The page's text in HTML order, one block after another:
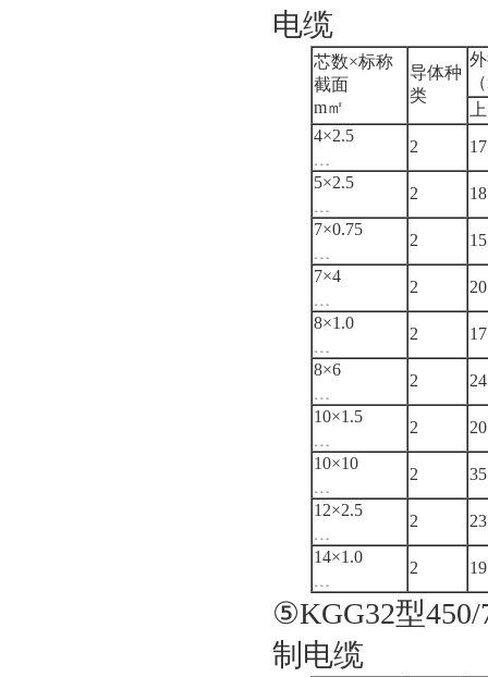
电缆
芯数×标称
截面
m㎡
导体种
类
4×2.5
2
5×2.5
2
7×0.75
2
7×4
2
8×1.0
2
8×6
2
10×1.5
2
10×10
2
12×2.5
2
14×1.0
2
⑤KGG32型
制电缆